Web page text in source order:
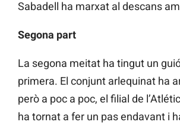
Sabadell ha marxat al descans
Segona part
La segona meitat ha tingut un
primera. El conjunt arlequinat ha
però a poc a poc, el filial de
ha tornat a fer un pas endavant i